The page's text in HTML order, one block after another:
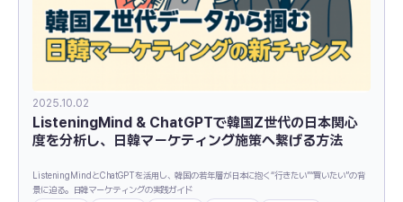
2025.10.02
ListeningMind & ChatGPTで韓国Z世代の日本関心
度を分析し、日韓マーケティング施策へ繋げる方法
ListeningMindとChatGPTを活用し、韓国の若年層が日本に抱く“行きたい”“買いたい”の背
景に迫る。日韓マーケティングの実践ガイド